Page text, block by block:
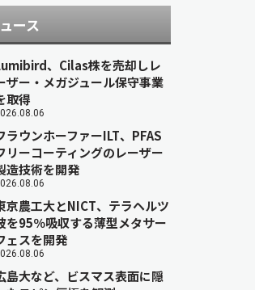
ース
、Cilas株を売却しレ
ザー・メガジュール保守事業
取得
ラウンホーファーILT、PFAS
リーコーティングのレーザー
造技術を開発
京農工大とNICT、テラヘルツ
を95％吸収する薄型メタサー
ェスを開発
島大など、ビスマス表面に隠